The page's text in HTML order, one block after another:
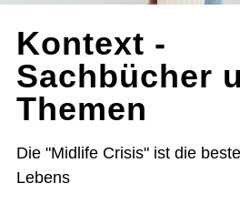
Kontext -
Sachbücher
Themen
Die "Midlife Crisis" ist die
Lebens